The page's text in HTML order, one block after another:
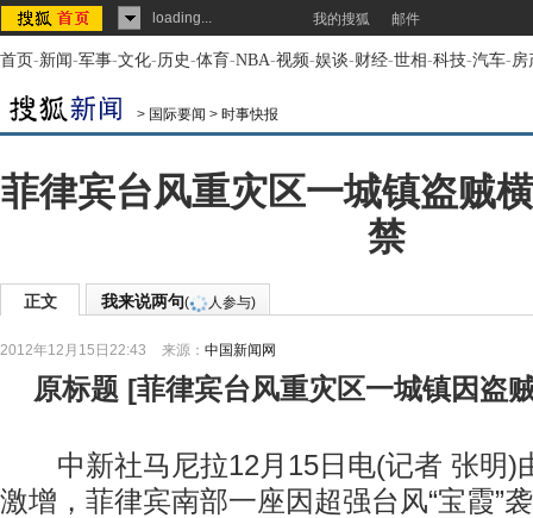
loading... 我的搜狐 邮件
首页-新闻-军事-文化-历史-体育-NBA-视频-娱谈-财经-世相-科技-汽车-房
> 国际要闻 > 时事快报
菲律宾台风重灾区一城镇盗贼
禁
正文 我来说两句( 人参与)
2012年12月15日22:43 来源： 中国新闻网
原标题 [菲律宾台风重灾区一城镇因盗
中新社马尼拉12月15日电(记者 张明)
激增，菲律宾南部一座因超强台风“宝霞”